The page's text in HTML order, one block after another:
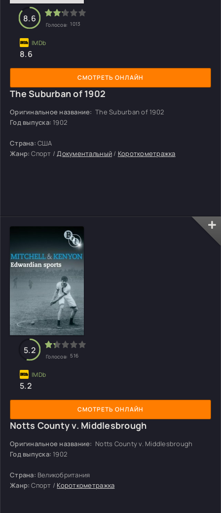
The Suburban of 1902
Оригинальное название: The Suburban of 1902
Год выпуска: 1902
Страна: США
Жанр: Спорт /Документальный / Короткометражка
СМОТРЕТЬ ОНЛАЙН
8.6
Голосов: 1013
8.6
Notts County v. Middlesbrough
Оригинальное название: Notts County v. Middlesbrough
Год выпуска: 1902
Страна: Великобритания
Жанр: Спорт / Короткометражка
СМОТРЕТЬ ОНЛАЙН
5.2
Голосов: 516
5.2